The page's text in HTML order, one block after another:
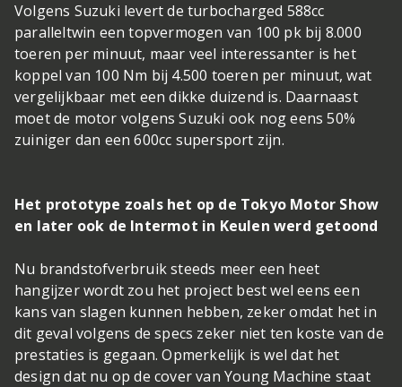
Volgens Suzuki levert de turbocharged 588cc
paralleltwin een topvermogen van 100 pk bij 8.000
toeren per minuut, maar veel interessanter is het
koppel van 100 Nm bij 4.500 toeren per minuut, wat
vergelijkbaar met een dikke duizend is. Daarnaast
moet de motor volgens Suzuki ook nog eens 50%
zuiniger dan een 600cc supersport zijn.
Het prototype zoals het op de Tokyo Motor Show
en later ook de Intermot in Keulen werd getoond
Nu brandstofverbruik steeds meer een heet
hangijzer wordt zou het project best wel eens een
kans van slagen kunnen hebben, zeker omdat het in
dit geval volgens de specs zeker niet ten koste van de
prestaties is gegaan. Opmerkelijk is wel dat het
design dat nu op de cover van Young Machine staat